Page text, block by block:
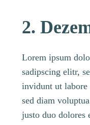
2.
Lorem ipsum
sadipscing elitr,
invidunt ut labore
sed diam
justo duo dolores